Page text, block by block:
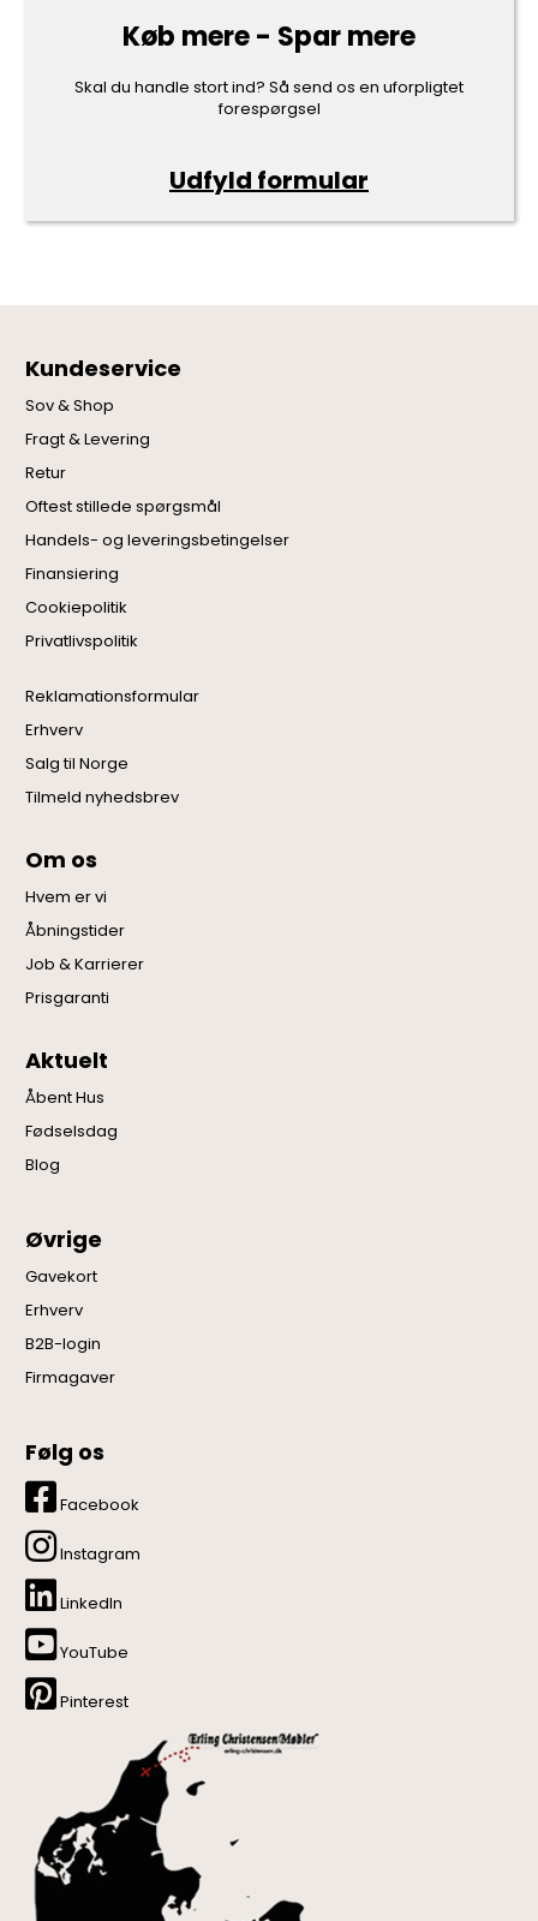
Køb mere - Spar mere
Skal du handle stort ind? Så send os en uforpligtet
forespørgsel
Udfyld formular
Kundeservice
Sov & Shop
Fragt & Levering
Retur
Oftest stillede spørgsmål
Handels- og leveringsbetingelser
Finansiering
Cookiepolitik
Privatlivspolitik
Reklamationsformular
Erhverv
Salg til Norge
Tilmeld nyhedsbrev
Om os
Hvem er vi
Åbningstider
Job & Karrierer
Prisgaranti
Aktuelt
Åbent Hus
Fødselsdag
Blog
Øvrige
Gavekort
Erhverv
B2B-login
Firmagaver
Følg os
Facebook
Instagram
LinkedIn
YouTube
Pinterest